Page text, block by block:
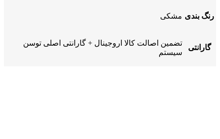
رنگ بندی مشکی
گارانتی
تضمین اصالت کالا اروجینال + گارانتی اصلی توسن
سیستم